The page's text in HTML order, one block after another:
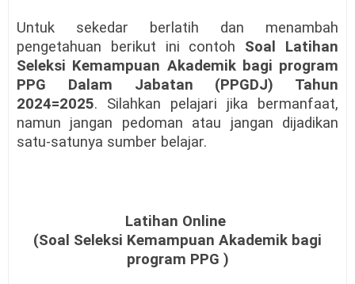
Untuk sekedar berlatih dan menambah
pengetahuan berikut ini contoh Soal Latihan
Seleksi Kemampuan Akademik bagi program
PPG Dalam Jabatan (PPGDJ) Tahun
2024=2025. Silahkan pelajari jika bermanfaat,
namun jangan pedoman atau jangan dijadikan
satu-satunya sumber belajar.
Latihan Online
(Soal Seleksi Kemampuan Akademik bagi
program PPG )